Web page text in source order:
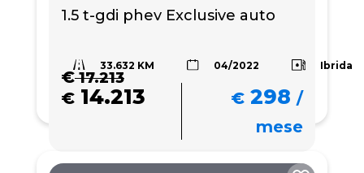
1.5 t-gdi phev Exclusive auto
33.632 KM 04/2022 Ibrida
€17.213
€ 14.213 € 298 /
mese